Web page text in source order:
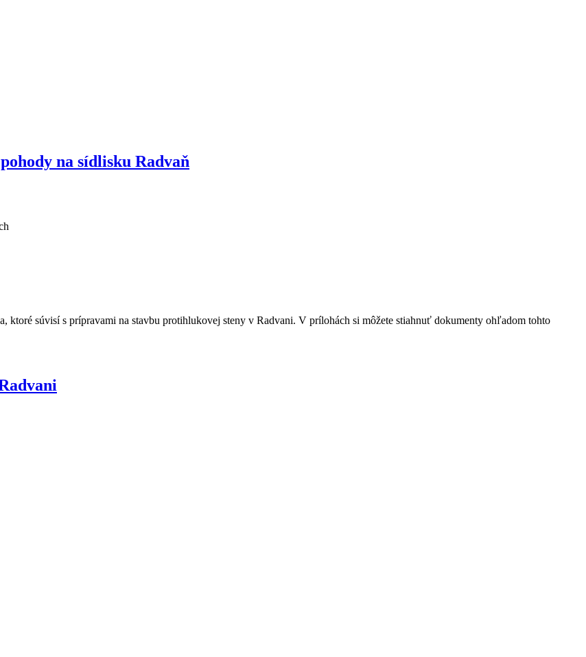
na sídlisku Radvaň
ktoré súvisí s prípravami na stavbu protihlukovej steny v Radvani. V prílohách si môžete stiahnuť dokumenty ohľadom tohto